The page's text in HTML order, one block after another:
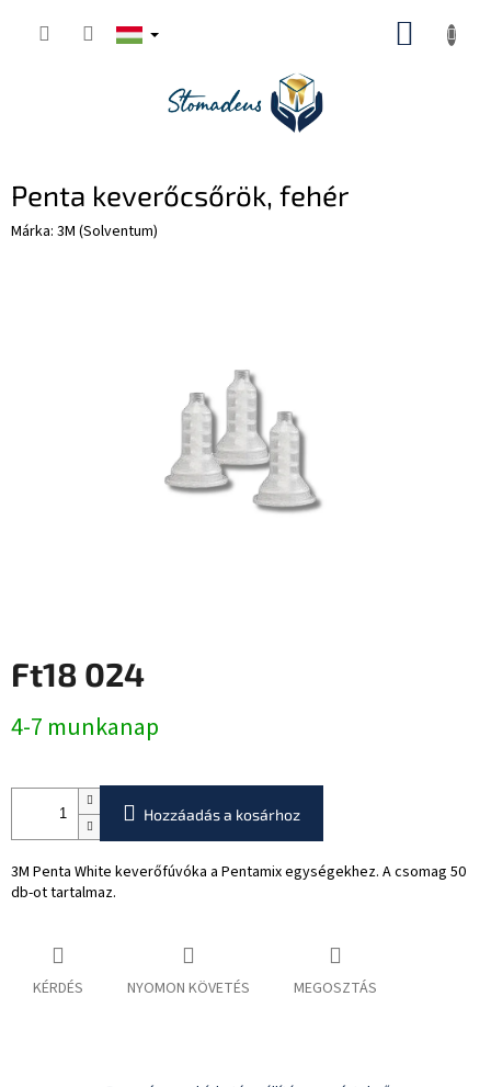
KOSÁR
Penta keverőcsőrök, fehér
Márka: 3M (Solventum)
Ft18 024
4-7 munkanap
Hozzáadás a kosárhoz
3M Penta White keverőfúvóka a Pentamix egységekhez. A csomag 50
db-ot tartalmaz.
KÉRDÉS NYOMON KÖVETÉS MEGOSZTÁS